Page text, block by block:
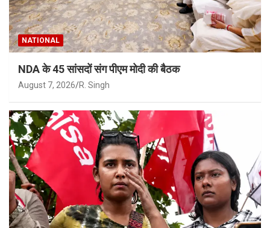
NATIONAL
NDA के 45 सांसदों संग पीएम मोदी की बैठक
August 7, 2026 R. Singh